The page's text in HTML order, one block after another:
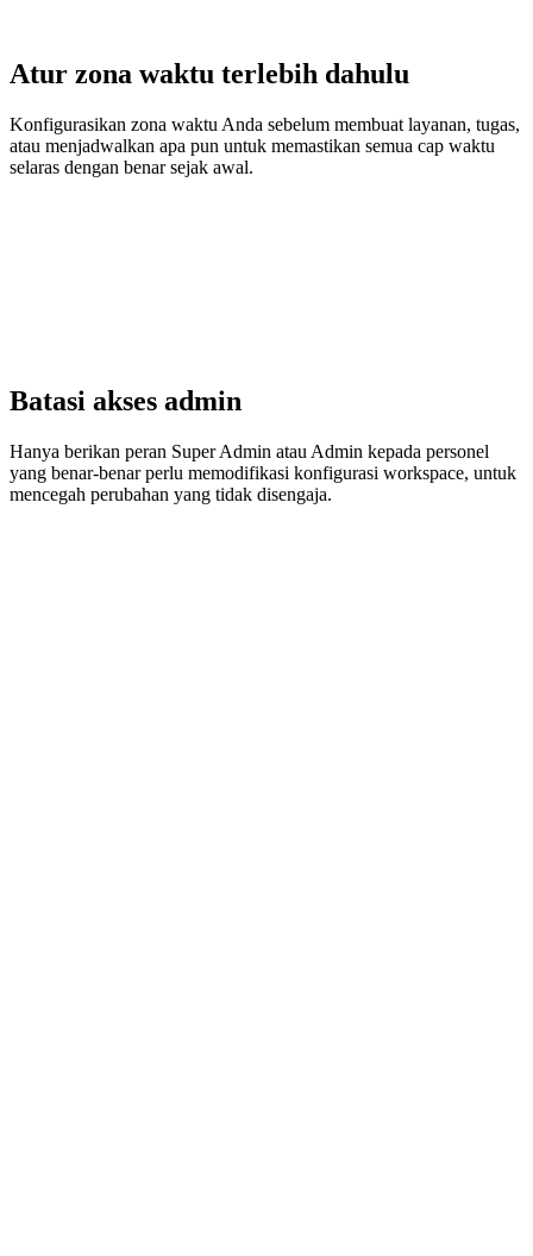
Atur zona waktu terlebih dahulu
Konfigurasikan zona waktu Anda sebelum membuat layanan, tugas,
atau menjadwalkan apa pun untuk memastikan semua cap waktu
selaras dengan benar sejak awal.
Batasi akses admin
Hanya berikan peran Super Admin atau Admin kepada personel
yang benar-benar perlu memodifikasi konfigurasi workspace, untuk
mencegah perubahan yang tidak disengaja.